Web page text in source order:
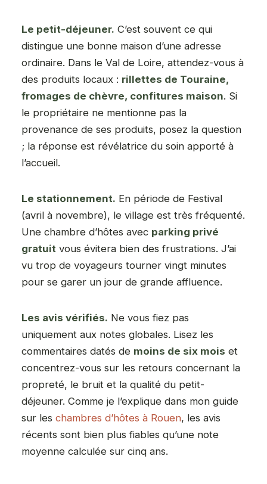
Le petit-déjeuner. C’est souvent ce qui
distingue une bonne maison d’une adresse
ordinaire. Dans le Val de Loire, attendez-vous à
des produits locaux : rillettes de Touraine,
fromages de chèvre, confitures maison. Si
le propriétaire ne mentionne pas la
provenance de ses produits, posez la question
; la réponse est révélatrice du soin apporté à
l’accueil.
Le stationnement. En période de Festival
(avril à novembre), le village est très fréquenté.
Une chambre d’hôtes avec parking privé
gratuit vous évitera bien des frustrations. J’ai
vu trop de voyageurs tourner vingt minutes
pour se garer un jour de grande affluence.
Les avis vérifiés. Ne vous fiez pas
uniquement aux notes globales. Lisez les
commentaires datés de moins de six mois et
concentrez-vous sur les retours concernant la
propreté, le bruit et la qualité du petit-
déjeuner. Comme je l’explique dans mon guide
sur les chambres d’hôtes à Rouen, les avis
récents sont bien plus fiables qu’une note
moyenne calculée sur cinq ans.